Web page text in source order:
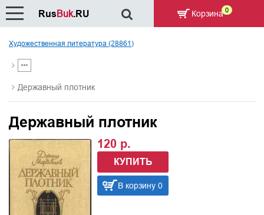
Художественная литература (28861)
Державный плотник
Державный плотник
120 р.
КУПИТЬ
В корзину 0
RusBuk.RU Корзина 0